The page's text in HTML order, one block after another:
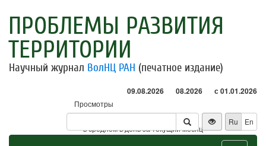
ПРОБЛЕМЫ РАЗВИТИЯ
ТЕРРИТОРИИ
Научный журнал ВолНЦ РАН (печатное издание)
09.08.2026 08.2026 с 01.01.2026
Просмотры
Посетители
* - в среднем в день за текущий месяц
Ru En